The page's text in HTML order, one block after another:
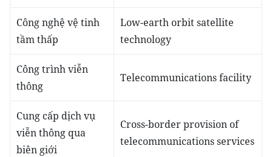
Công nghệ vệ tinh
tầm thấp
Low-earth orbit satellite
technology
Công trình viễn
thông
Telecommunications facility
Cung cấp dịch vụ
viễn thông qua
biên giới
Cross-border provision of
telecommunications services